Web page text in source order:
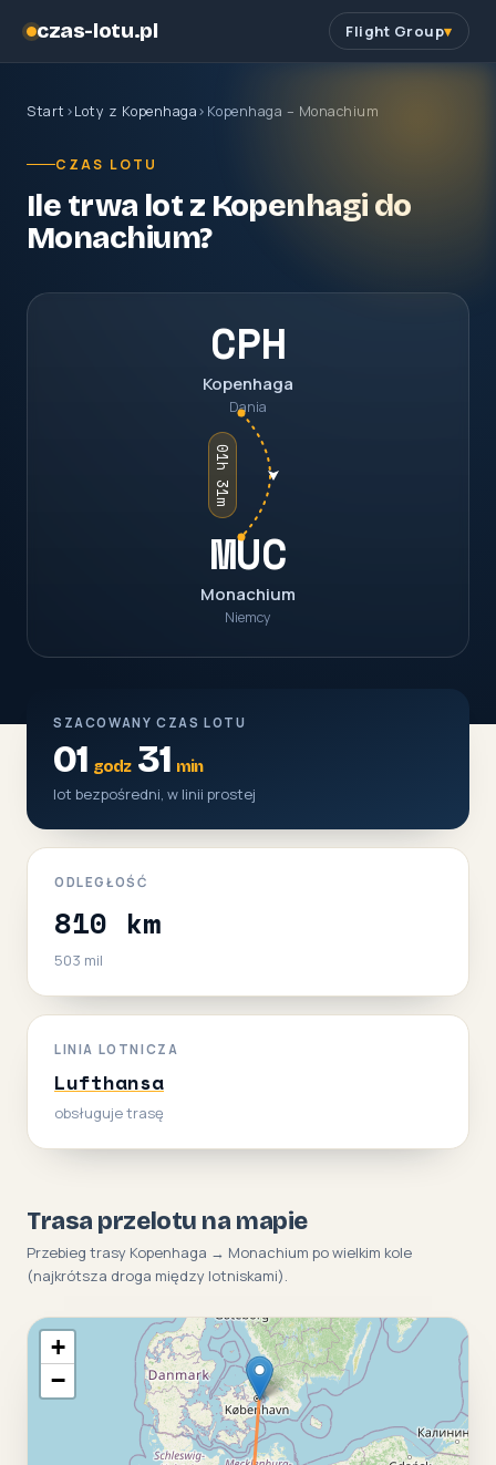
czas-lotu.pl Flight Group
Start ›Loty z Kopenhaga› Kopenhaga – Monachium
CZAS LOTU
Ile trwa lot z Kopenhagi do
Monachium?
CPH
Kopenhaga
Dania
01h 31m
MUC
Monachium
Niemcy
SZACOWANY CZAS LOTU
01 godz31 min
lot bezpośredni, w linii prostej
ODLEGŁOŚĆ
810 km
503 mil
LINIA LOTNICZA
Lufthansa
obsługuje trasę
Trasa przelotu na mapie
Przebieg trasy Kopenhaga → Monachium po wielkim kole
(najkrótsza droga między lotniskami).
+
−